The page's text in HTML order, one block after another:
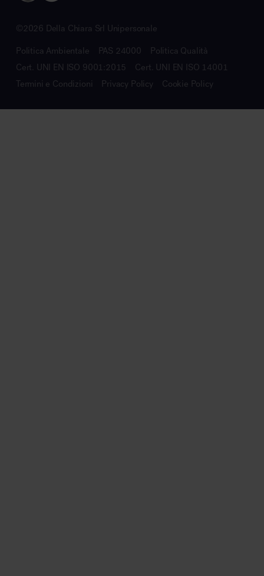
©2026 Della Chiara Srl Unipersonale
Politica Ambientale PAS 24000
Politica Qualità
Cert. UNI EN ISO 9001:2015
Cert. UNI EN ISO 14001
Termini e Condizioni
Privacy Policy Cookie Policy